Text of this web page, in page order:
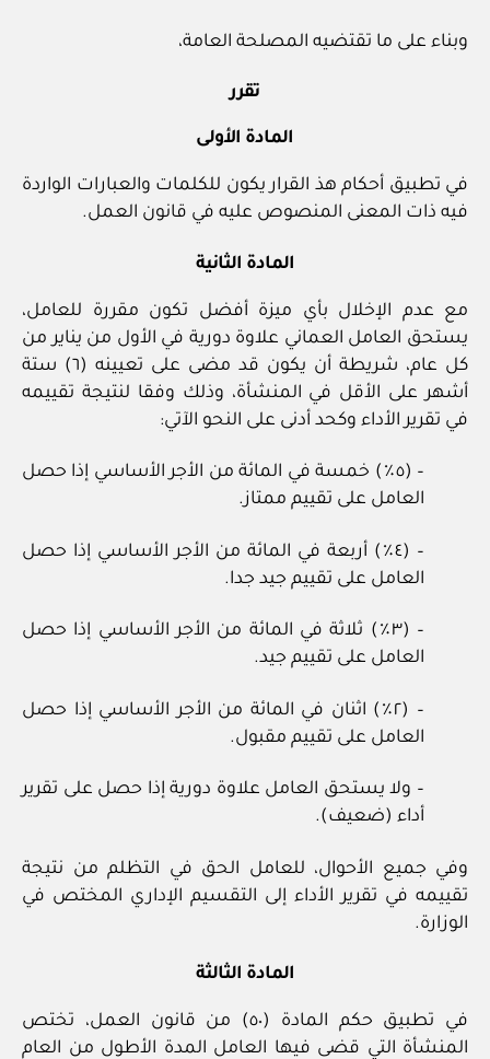
وبناء على ما تقتضيه المصلحة العامة،
تقرر
المادة الأولى
في تطبيق أحكام هذ القرار يكون للكلمات والعبارات الواردة
فيه ذات المعنى المنصوص عليه في قانون العمل.
المادة الثانية
مع عدم الإخلال بأي ميزة أفضل تكون مقررة للعامل،
يستحق العامل العماني علاوة دورية في الأول من يناير من
كل عام، شريطة أن يكون قد مضى على تعيينه (٦) ستة
أشهر على الأقل في المنشأة، وذلك وفقا لنتيجة تقييمه
في تقرير الأداء وكحد أدنى على النحو الآتي:
– (٥٪) خمسة في المائة من الأجر الأساسي إذا حصل
العامل على تقييم ممتاز.
– (٤٪) أربعة في المائة من الأجر الأساسي إذا حصل
العامل على تقييم جيد جدا.
– (٣٪) ثلاثة في المائة من الأجر الأساسي إذا حصل
العامل على تقييم جيد.
– (٢٪) اثنان في المائة من الأجر الأساسي إذا حصل
العامل على تقييم مقبول.
– ولا يستحق العامل علاوة دورية إذا حصل على تقرير
أداء (ضعيف).
وفي جميع الأحوال، للعامل الحق في التظلم من نتيجة
تقييمه في تقرير الأداء إلى التقسيم الإداري المختص في
الوزارة.
المادة الثالثة
في تطبيق حكم المادة (٥٠) من قانون العمل، تختص
المنشأة التي قضى فيها العامل المدة الأطول من العام